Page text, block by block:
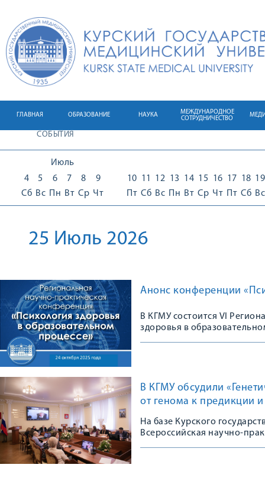
ГЛАВНАЯ ОБРАЗОВАНИЕ НАУКА
МЕЖДУНАРОДНОЕ
СОТРУДНИЧЕСТВО
СОБЫТИЯ
Июль
4
Сб
5
Вс
6
Пн
7
Вт
8
Ср
9
Чт
10
Пт
11
Сб
12
Вс
13
Пн
14
Вт
15
Ср
16
Чт
17
Пт
18
Сб
19
Вс
25 Июль 2026
Анонс конференции
В КГМУ состоится VI
здоровья в
В КГМУ обсудили
от генома к предикции
На базе Курского
Всероссийская научно-